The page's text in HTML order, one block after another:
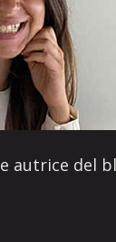
autrice del